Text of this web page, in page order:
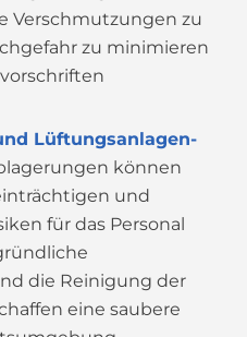
Verschmutzungen zu
zu minimieren
Lüftungsanlagen-
können
und
für das Personal
die Reinigung der
eine saubere